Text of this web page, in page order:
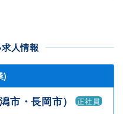
人情報
)
市・長岡市） 正社員